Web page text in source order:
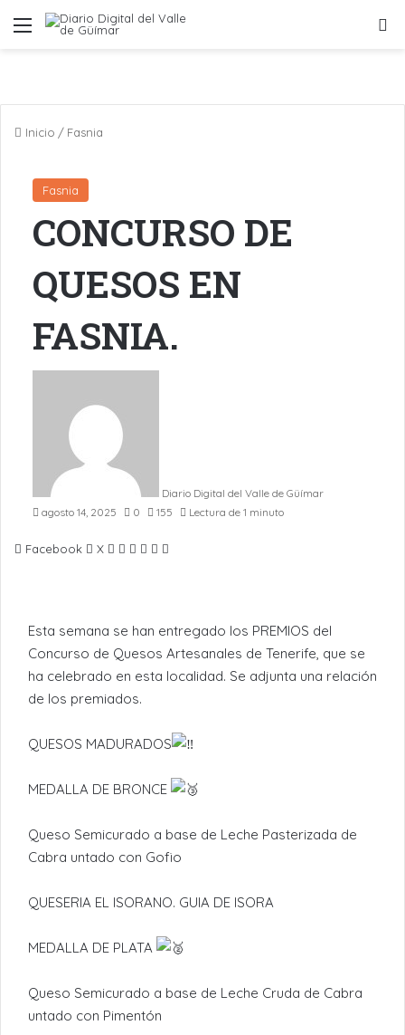
Menú
Inicio / Fasnia
Fasnia
CONCURSO DE
QUESOS EN
FASNIA.
Diario Digital del Valle de Güímar
agosto 14, 2025
0 155 Lectura de 1 minuto
Facebook X LinkedIn
Pinterest
WhatsApp
Telegram
Compartir
Esta semana se han entregado los PREMIOS del
Concurso de Quesos Artesanales de Tenerife, que se
ha celebrado en esta localidad. Se adjunta una relación
de los premiados.
QUESOS MADURADOS
MEDALLA DE BRONCE
Queso Semicurado a base de Leche Pasterizada de
Cabra untado con Gofio
QUESERIA EL ISORANO. GUIA DE ISORA
MEDALLA DE PLATA
Queso Semicurado a base de Leche Cruda de Cabra
untado con Pimentón